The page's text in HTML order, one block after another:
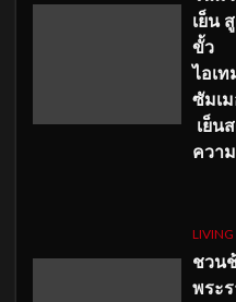
เย็น
ขั้ว
ไอเ
ซัมเ
เย็น
ควา
LIVING
ชวน
พระ